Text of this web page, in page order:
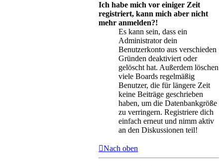
Ich habe mich vor einiger Zeit
registriert, kann mich aber nicht
mehr anmelden?!
Es kann sein, dass ein
Administrator dein
Benutzerkonto aus verschieden
Gründen deaktiviert oder
gelöscht hat. Außerdem löschen
viele Boards regelmäßig
Benutzer, die für längere Zeit
keine Beiträge geschrieben
haben, um die Datenbankgröße
zu verringern. Registriere dich
einfach erneut und nimm aktiv
an den Diskussionen teil!
Nach oben